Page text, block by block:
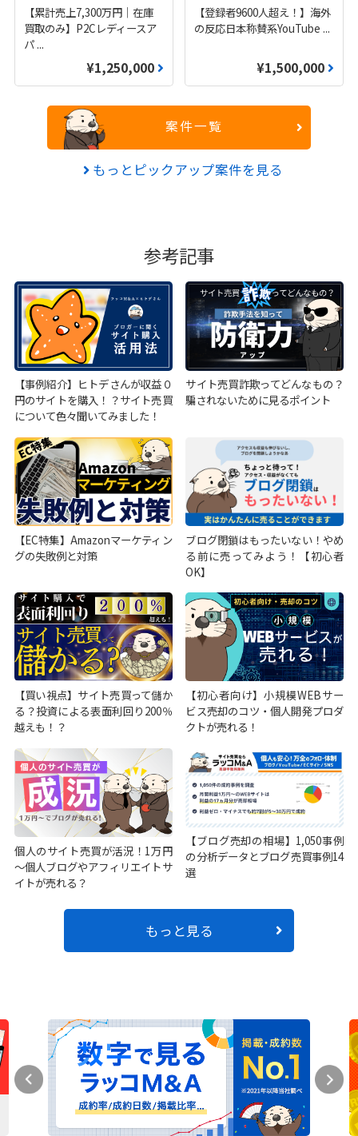
【累計売上7,300万円｜在庫
買取のみ】P2Cレディースア
パ ...
¥1,250,000
【登録者9600人超え！】海外
の反応日本称賛系YouTube ...
¥1,500,000
案件一覧
もっとピックアップ案件を見る
参考記事
【事例紹介】ヒトデさんが収益０
円のサイトを購入！？サイト売買
について色々聞いてみました！
サイト売買詐欺ってどんなもの？
騙されないために見るポイント
【EC特集】Amazonマーケティン
グの失敗例と対策
ブログ閉鎖はもったいない！やめ
る前に売ってみよう！【初心者
OK】
【買い視点】サイト売買って儲か
る？投資による表面利回り200％
越えも！？
【初心者向け】小規模WEBサー
ビス売却のコツ・個人開発プロダ
クトが売れる！
個人のサイト売買が活況！1万円
～個人ブログやアフィリエイトサ
イトが売れる？
【ブログ売却の相場】1,050事例
の分析データとブログ売買事例14
選
もっと見る